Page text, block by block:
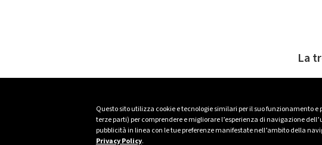
Questo sito utilizza cookie e tecnologie similari per il suo funzionamento
terze parti) per comprendere e migliorare l’esperienza di navigazione
pubblicità in linea con le tue preferenze manifestate nell’ambito della
Privacy Policy.
La